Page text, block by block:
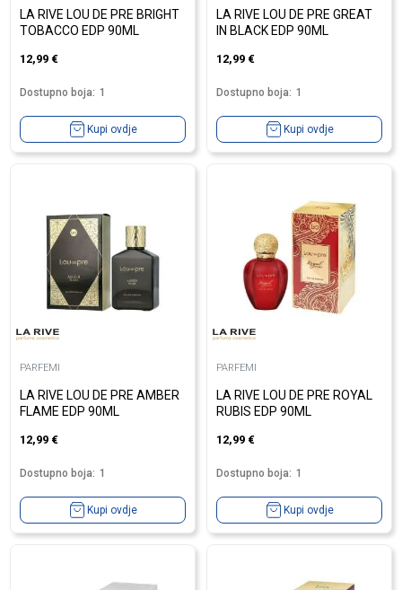
LA RIVE LOU DE PRE BRIGHT
TOBACCO EDP 90ML
12,99 €
Dostupno boja: 1
Kupi ovdje
LA RIVE LOU DE PRE GREAT
IN BLACK EDP 90ML
12,99 €
Dostupno boja: 1
Kupi ovdje
PARFEMI
LA RIVE LOU DE PRE AMBER
FLAME EDP 90ML
12,99 €
Dostupno boja: 1
Kupi ovdje
PARFEMI
LA RIVE LOU DE PRE ROYAL
RUBIS EDP 90ML
12,99 €
Dostupno boja: 1
Kupi ovdje